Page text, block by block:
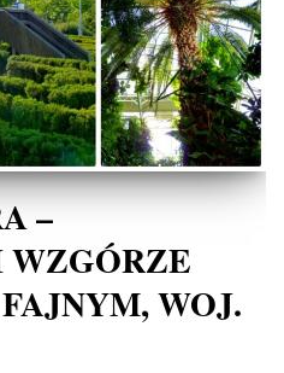
–
WOJ.